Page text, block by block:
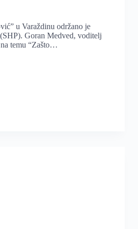
u Varaždinu održano je
Goran Medved, voditelj
temu “Zašto…